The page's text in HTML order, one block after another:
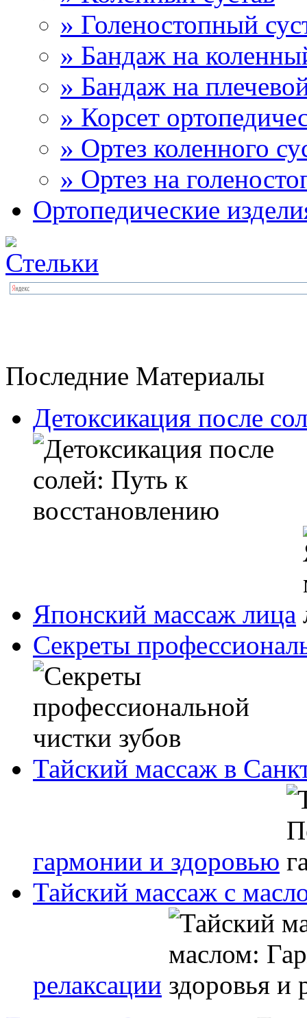
» Голеностопный
» Бандаж на
» Бандаж на
» Корсет
» Ортез коленного
» Ортез на
Ортопедические
Последние Материалы
Детоксикация после
Японский массаж лица
Секреты
Тайский массаж в
гармонии и здоровью
Тайский массаж с
релаксации